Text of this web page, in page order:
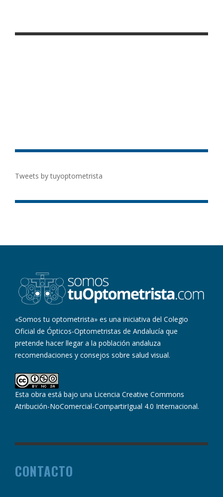
Tweets by tuyoptometrista
«Somos tu optometrista» es una iniciativa del Colegio
Oficial de Ópticos-Optometristas de Andalucía que
pretende hacer llegar a la población andaluza
recomendaciones y consejos sobre salud visual.
Esta obra está bajo una Licencia Creative Commons
Atribución-NoComercial-CompartirIgual 4.0 Internacional.
CONTACTO